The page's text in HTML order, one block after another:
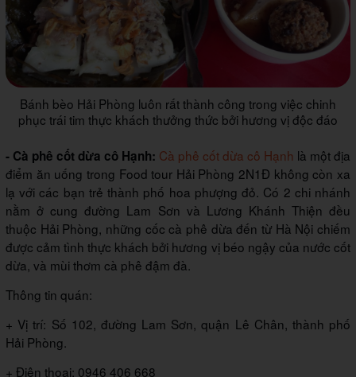
Bánh bèo Hải Phòng luôn rất thành công trong việc chinh
phục trái tim thực khách thưởng thức bởi hương vị độc đáo
- Cà phê cốt dừa cô Hạnh: Cà phê cốt dừa cô Hạnh là một địa
điểm ăn uống trong Food tour Hải Phòng 2N1Đ không còn xa
lạ với các bạn trẻ thành phố hoa phượng đỏ. Có 2 chi nhánh
nằm ở cung đường Lam Sơn và Lương Khánh Thiện đều
thuộc Hải Phòng, những cốc cà phê dừa đến từ Hà Nội chiếm
được cảm tình thực khách bởi hương vị béo ngậy của nước cốt
dừa, và mùi thơm cà phê đậm đà.
Thông tin quán:
+ Vị trí: Số 102, đường Lam Sơn, quận Lê Chân, thành phố
Hải Phòng.
+ Điện thoại: 0946 406 668